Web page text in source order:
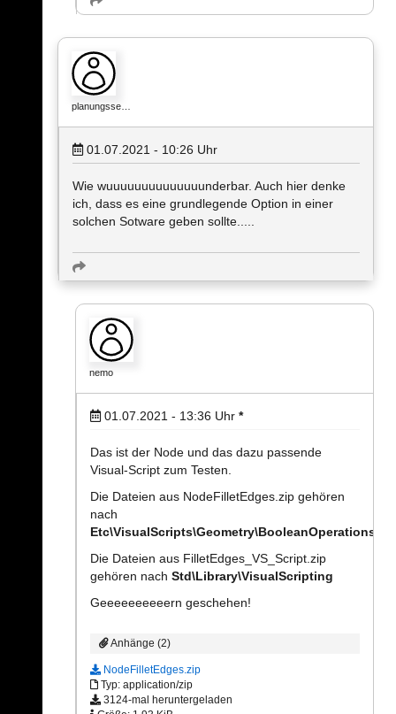
planungsse…
01.07.2021 - 10:26 Uhr
Wie wuuuuuuuuuuuuuunderbar. Auch hier denke
ich, dass es eine grundlegende Option in einer
solchen Sotware geben sollte.....
nemo
01.07.2021 - 13:36 Uhr *
Das ist der Node und das dazu passende
Visual-Script zum Testen.
Die Dateien aus NodeFilletEdges.zip gehören
nach
Etc\VisualScripts\Geometry\BooleanOperations
Die Dateien aus FilletEdges_VS_Script.zip
gehören nach Std\Library\VisualScripting
Geeeeeeeeeern geschehen!
Anhänge (2)
NodeFilletEdges.zip
Typ: application/zip
3124-mal heruntergeladen